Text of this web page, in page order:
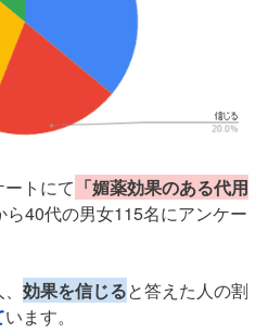
トにて 「媚薬効果のある代用
ら40代の男女115名にアンケー
効果を信じると答えた人の割
います。